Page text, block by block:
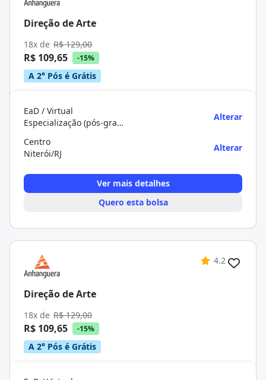
Direção de Arte
18x de R$ 129,00
R$ 109,65 -15%
A 2° Pós é Grátis
EaD / Virtual
Especialização (pós-graduação)
Alterar
Centro
Niterói/RJ
Alterar
Ver mais detalhes
Quero esta bolsa
4.2
Direção de Arte
18x de R$ 129,00
R$ 109,65 -15%
A 2° Pós é Grátis